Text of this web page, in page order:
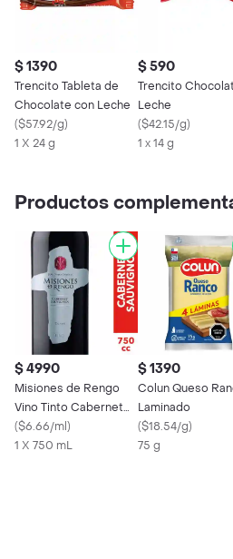
$ 1390
Trencito Tableta de
Chocolate con Leche
($57.92/g)
1 X 24 g
$ 590
Trencito
Leche
($42.15/g)
1 x 14 g
Productos
$ 4990
Misiones de Rengo
Vino Tinto Cabernet
Sauvignon 750 cc
($6.66/ml)
1 X 750 mL
$ 1390
Colun Queso
Laminado
($18.54/g)
75 g